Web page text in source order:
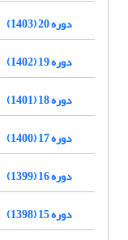
دوره 20 (1403)
دوره 19 (1402)
دوره 18 (1401)
دوره 17 (1400)
دوره 16 (1399)
دوره 15 (1398)